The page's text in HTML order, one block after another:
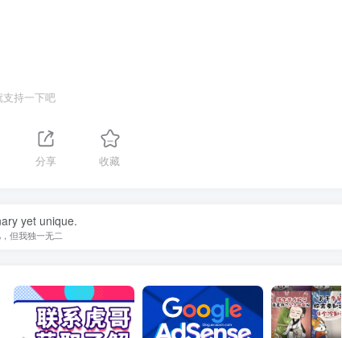
支持一下吧
分享 收藏
yet unique.
但我独一无二